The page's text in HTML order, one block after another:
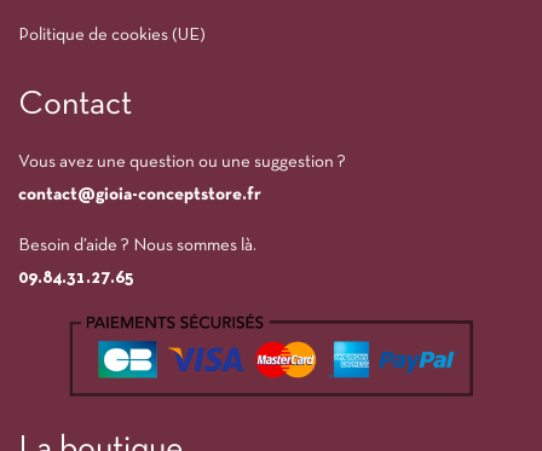
Politique de cookies (UE)
Contact
Vous avez une question ou une suggestion ?
contact@gioia-conceptstore.fr
Besoin d’aide ? Nous sommes là.
09.84.31.27.65